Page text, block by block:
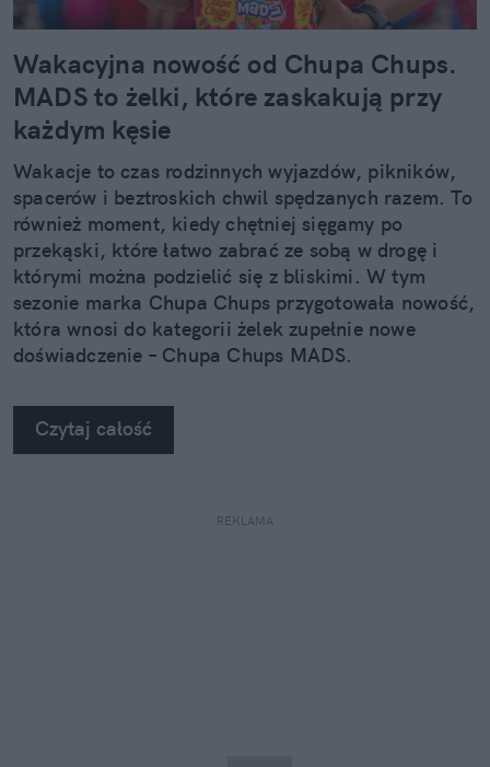
Wakacyjna nowość od Chupa Chups.
MADS to żelki, które zaskakują przy
każdym kęsie
Wakacje to czas rodzinnych wyjazdów, pikników,
spacerów i beztroskich chwil spędzanych razem. To
również moment, kiedy chętniej sięgamy po
przekąski, które łatwo zabrać ze sobą w drogę i
którymi można podzielić się z bliskimi. W tym
sezonie marka Chupa Chups przygotowała nowość,
która wnosi do kategorii żelek zupełnie nowe
doświadczenie – Chupa Chups MADS.
Czytaj całość
REKLAMA